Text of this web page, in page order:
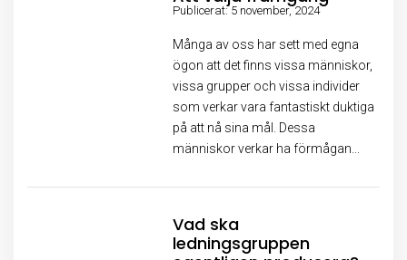
Publicerat: 5 november, 2024
Många av oss har sett med egna
ögon att det finns vissa människor,
vissa grupper och vissa individer
som verkar vara fantastiskt duktiga
på att nå sina mål. Dessa
människor verkar ha förmågan...
Vad ska
ledningsgruppen